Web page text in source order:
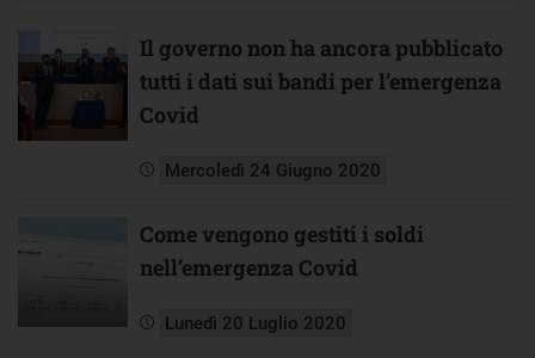
Il governo non ha ancora pubblicato
tutti i dati sui bandi per l’emergenza
Covid
Mercoledì 24 Giugno 2020
Come vengono gestiti i soldi
nell’emergenza Covid
Lunedì 20 Luglio 2020